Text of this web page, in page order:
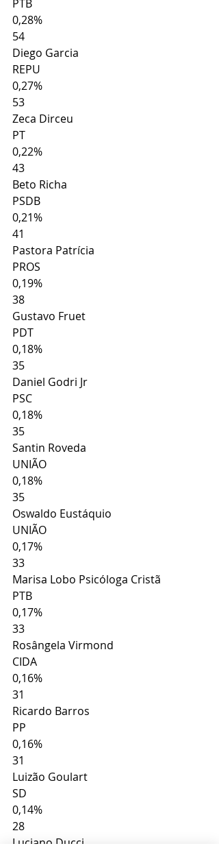
PTB
0,28%
54
Diego Garcia
REPU
0,27%
53
Zeca Dirceu
PT
0,22%
43
Beto Richa
PSDB
0,21%
41
Pastora Patrícia
PROS
0,19%
38
Gustavo Fruet
PDT
0,18%
35
Daniel Godri Jr
PSC
0,18%
35
Santin Roveda
UNIÃO
0,18%
35
Oswaldo Eustáquio
UNIÃO
0,17%
33
Marisa Lobo Psicóloga Cristã
PTB
0,17%
33
Rosângela Virmond
CIDA
0,16%
31
Ricardo Barros
PP
0,16%
31
Luizão Goulart
SD
0,14%
28
Luciano Ducci